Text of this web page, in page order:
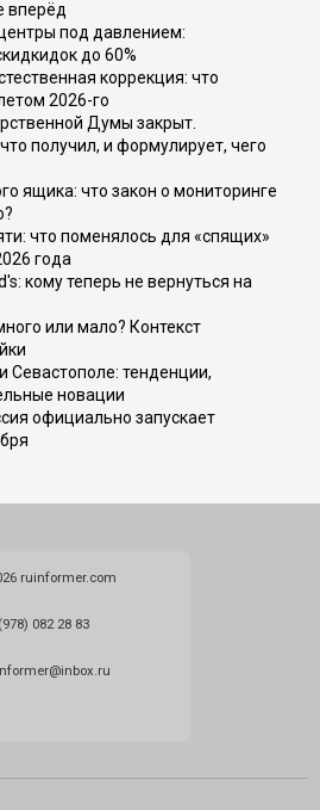
вперёд
под давлением:
до 60%
коррекция: что
2026-го
Думы закрыт.
получил, и формулирует, чего
ящика: что закон о мониторинге
что поменялось для «спящих»
года
кому теперь не вернуться на
или мало? Контекст
Севастополе: тенденции,
новации
официально запускает
ruinformer.com
082 28 83